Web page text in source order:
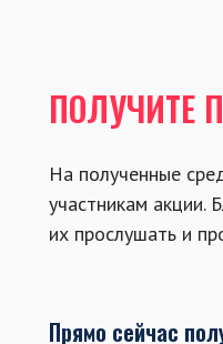
ПОЛУЧИТЕ
На полученные
участникам акции.
их прослушать и
Прямо сейчас